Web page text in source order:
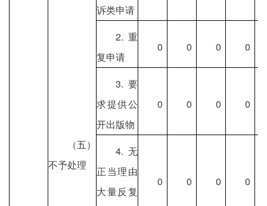
（五）
不予处理
诉类申请
2.重
复申请
0 0 0 0
3.要
求提供公
开出版物
0 0 0 0
4.无
正当理由
大量反复
0 0 0 0